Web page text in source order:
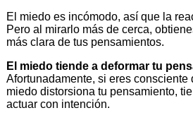
El miedo es incómodo, así que la
Pero al mirarlo más de cerca,
más clara de tus pensamientos.
El miedo tiende a deformar tu
Afortunadamente, si eres consciente
miedo distorsiona tu pensamiento,
actuar con intención.